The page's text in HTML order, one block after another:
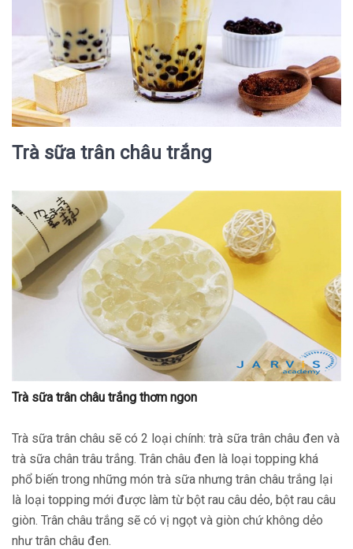
Trà sữa trân châu trắng
Trà sữa trân châu trắng thơm ngon
Trà sữa trân châu sẽ có 2 loại chính: trà sữa trân châu đen và
trà sữa chân trâu trắng. Trân châu đen là loại topping khá
phổ biến trong những món trà sữa nhưng trân châu trắng lại
là loại topping mới được làm từ bột rau câu dẻo, bột rau câu
giòn. Trân châu trắng sẽ có vị ngọt và giòn chứ không dẻo
như trân châu đen.